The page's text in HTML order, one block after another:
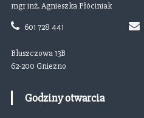
mgr inż. Agnieszka Płóciniak
601 728 441
Bluszczowa 13B
62-200 Gniezno
Godziny otwarcia